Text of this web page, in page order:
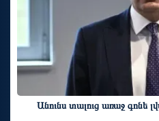
Անունս տալուց առաջ գոնե